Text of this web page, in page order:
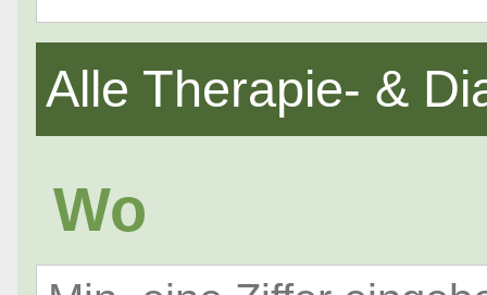
Alle Therapie- &
Wo